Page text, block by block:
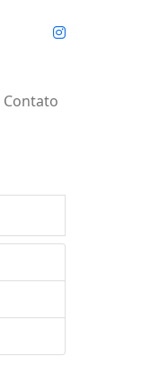
Contato